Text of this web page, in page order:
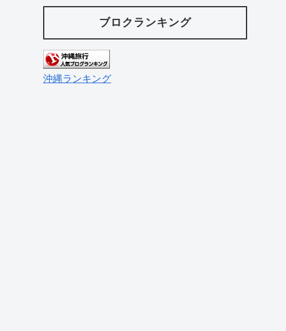
ブロクランキング
沖縄ランキング